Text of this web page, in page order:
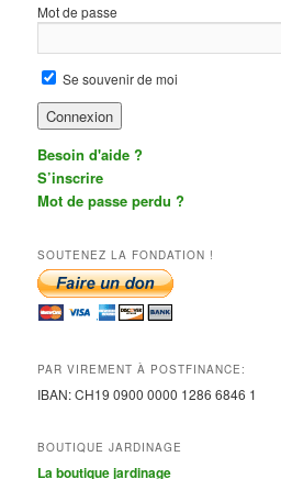
Mot de passe
Se souvenir de moi
Besoin d'aide ?
S’inscrire
Mot de passe perdu ?
SOUTENEZ LA FONDATION !
PAR VIREMENT À POSTFINANCE:
IBAN:CH19 0900 0000 1286 6846 1
BOUTIQUE JARDINAGE
La boutique jardinage